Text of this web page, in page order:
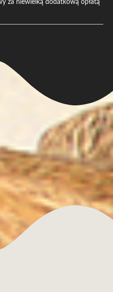
za niewielką dodatkową opłatą